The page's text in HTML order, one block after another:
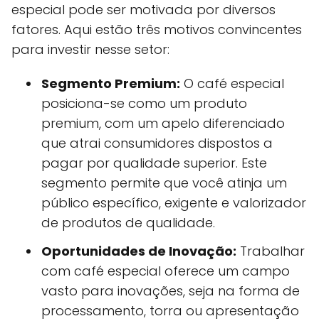
especial pode ser motivada por diversos
fatores. Aqui estão três motivos convincentes
para investir nesse setor:
Segmento Premium: O café especial
posiciona-se como um produto
premium, com um apelo diferenciado
que atrai consumidores dispostos a
pagar por qualidade superior. Este
segmento permite que você atinja um
público específico, exigente e valorizador
de produtos de qualidade.
Oportunidades de Inovação: Trabalhar
com café especial oferece um campo
vasto para inovações, seja na forma de
processamento, torra ou apresentação